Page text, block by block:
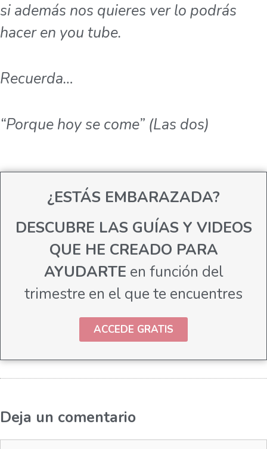
si además nos quieres ver lo podrás
hacer en you tube.
Recuerda…
“Porque hoy se come” (Las dos)
¿ESTÁS EMBARAZADA?
DESCUBRE LAS GUÍAS Y VIDEOS
QUE HE CREADO PARA
AYUDARTE en función del
trimestre en el que te encuentres
ACCEDE GRATIS
Deja un comentario